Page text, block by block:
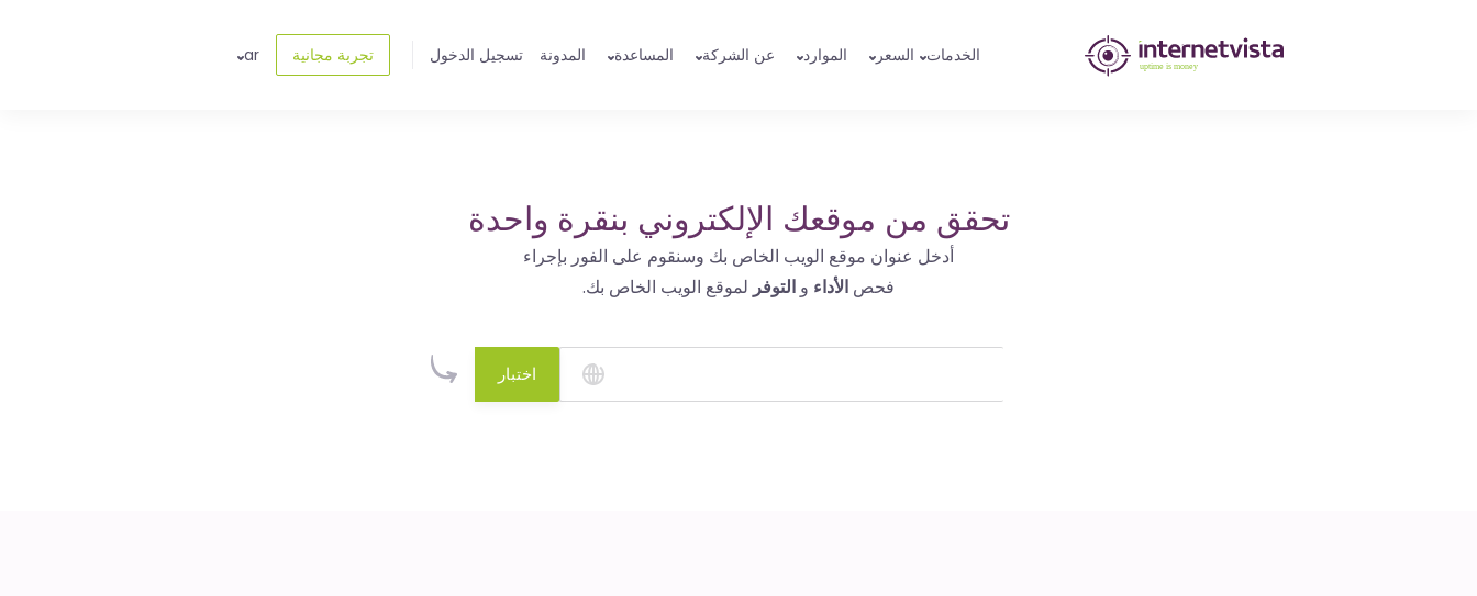
مراقبة
الخدمات السعر الموارد عن الشركة المساعدة المدونة تسجيل الدخول تجربة مجانية ar
تحقق من موقعك الإلكتروني بنقرة واحدة
أدخل عنوان موقع الويب الخاص بك وسنقوم على الفور بإجراء
فحص الأداء و التوفر لموقع الويب الخاص بك.
اختبار